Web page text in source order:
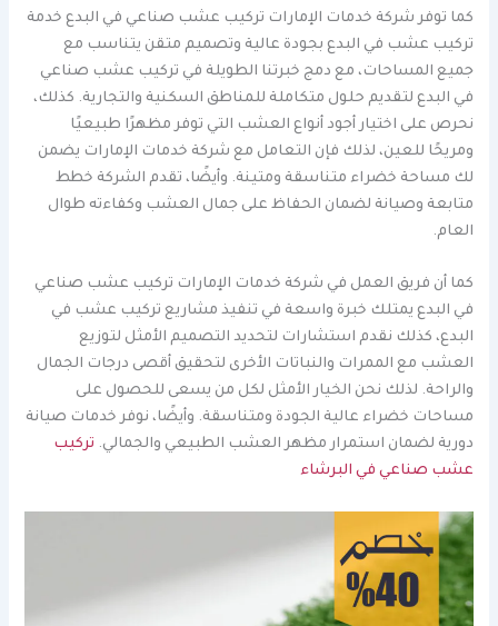
كما توفر شركة خدمات الإمارات تركيب عشب صناعي في البدع خدمة
تركيب عشب في البدع بجودة عالية وتصميم متقن يتناسب مع
جميع المساحات، مع دمج خبرتنا الطويلة في تركيب عشب صناعي
في البدع لتقديم حلول متكاملة للمناطق السكنية والتجارية. كذلك،
نحرص على اختيار أجود أنواع العشب التي توفر مظهرًا طبيعيًا
ومريحًا للعين، لذلك فإن التعامل مع شركة خدمات الإمارات يضمن
لك مساحة خضراء متناسقة ومتينة. وأيضًا، تقدم الشركة خطط
متابعة وصيانة لضمان الحفاظ على جمال العشب وكفاءته طوال
العام.
كما أن فريق العمل في شركة خدمات الإمارات تركيب عشب صناعي
في البدع يمتلك خبرة واسعة في تنفيذ مشاريع تركيب عشب في
البدع، كذلك نقدم استشارات لتحديد التصميم الأمثل لتوزيع
العشب مع الممرات والنباتات الأخرى لتحقيق أقصى درجات الجمال
والراحة. لذلك نحن الخيار الأمثل لكل من يسعى للحصول على
مساحات خضراء عالية الجودة ومتناسقة. وأيضًا، نوفر خدمات صيانة
دورية لضمان استمرار مظهر العشب الطبيعي والجمالي. تركيب
عشب صناعي في البرشاء